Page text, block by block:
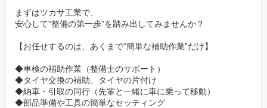
まずはツカサ工業で、
安心して“整備の第一歩”を踏み出してみませんか？
【お任せするのは、あくまで“簡単な補助作業”だけ】
◆車検の補助作業（整備士のサポート）
◆タイヤ交換の補助、タイヤの片付け
◆納車・引取の同行（先輩と一緒に車に乗って移動）
◆部品準備や工具の簡単なセッティング